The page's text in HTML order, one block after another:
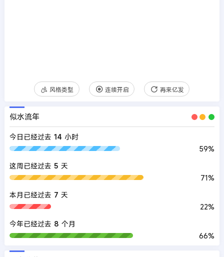
风格类型 连续开启 圣贤0.2s
似水流年
今日已经过去 14 小时
59%
这周已经过去 5 天
71%
本月已经过去 7 天
22%
今年已经过去 8 个月
66%